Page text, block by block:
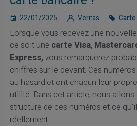
22/01/2025 Veritas
Lorsque vous recevez une
ce soit une carte Visa,
Express,vous remarquerez
chiffres sur le devant. Ces
au hasard et ont chacun leur
utilité. Dans cet article, nous
structure de ces numéros et ce
réellement.